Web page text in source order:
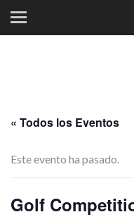
« Todos los Eventos
Este evento ha pasado.
Golf